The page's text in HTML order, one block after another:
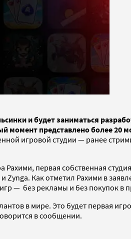
и будет заниматься
момент представлено более 20
игровой студии — ранее
первая собственная
Zynga. Как отметил Рахими в
— без рекламы и без покупок в
в мире. Это будет первая
в сообщении.